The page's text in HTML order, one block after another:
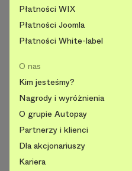
Płatności WIX
Płatności Joomla
Płatności White-label
O nas
Kim jesteśmy?
Nagrody i wyróżnienia
O grupie Autopay
Partnerzy i klienci
Dla akcjonariuszy
Kariera